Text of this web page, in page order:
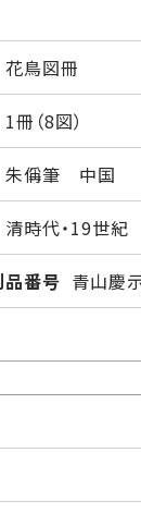
花鳥図冊
1冊（8図）
朱偁筆 中国
清時代・19世紀
品番号 青山慶